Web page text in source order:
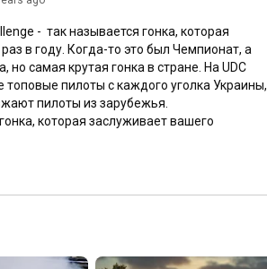
-  так называется гонка, которая
в году. Когда-то это был Чемпионат, а
но самая крутая гонка в стране. На UDC
топовые пилоты с каждого уголка Украины,
пилоты из зарубежья.
которая заслуживает вашего
Виталий Горобец